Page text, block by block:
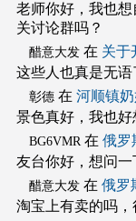
老师你好，我也
关讨论群吗？
醋意大发在 关于
这些人也真是无语
彰德在 河顺镇
景色真好，我也好
BG6VMR 在 俄罗
友台你好，想问
醋意大发在 俄罗
淘宝上有卖的吗，